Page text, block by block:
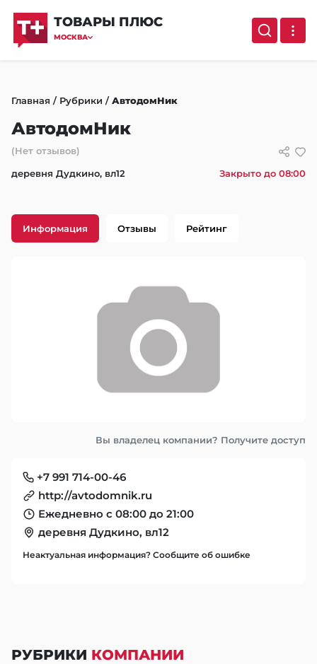
ТОВАРЫ ПЛЮС
МОСКВА
Главная / Рубрики /АвтодомНик
АвтодомНик
(Нет отзывов)
деревня Дудкино, вл12
Закрыто до 08:00
Информация Отзывы Рейтинг
Вы владелец компании? Получите доступ
+7 991 714-00-46
http://avtodomnik.ru
Ежедневно с 08:00 до 21:00
деревня Дудкино, вл12
Неактуальная информация? Сообщите об ошибке
РУБРИКИ КОМПАНИИ